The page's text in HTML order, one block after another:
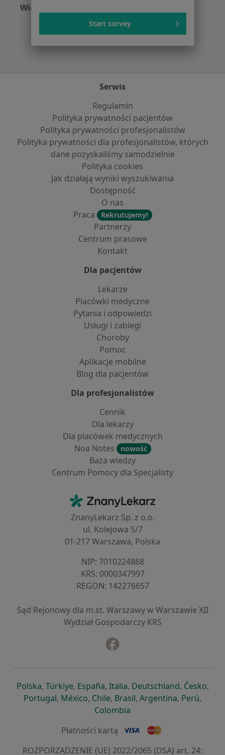
Więcej (6)
Więcej w kategorii: Najpopularniejsze
Serwis
Regulamin
Polityka prywatności pacjentów
Polityka prywatności profesjonalistów
Polityka prywatności dla profesjonalistów, których
dane pozyskaliśmy samodzielnie
Polityka cookies
Jak działają wyniki wyszukiwania
Dostępność
O nas
Praca
Rekrutujemy!
Partnerzy
Centrum prasowe
Kontakt
Dla pacjentów
Lekarze
Placówki medyczne
Pytania i odpowiedzi
Usługi i zabiegi
Choroby
Pomoc
Aplikacje mobilne
Blog dla pacjentów
Dla profesjonalistów
Cennik
Dla lekarzy
Dla placówek medycznych
Noa Notes
nowość
Baza wiedzy
Centrum Pomocy dla Specjalisty
ZnanyLekarz - Strona główna
ZnanyLekarz Sp. z o.o.
ul. Kolejowa 5/7
01-217 Warszawa, Polska
NIP: ⁠7010224868
KRS: ⁠0000347997
REGON: ⁠142276657
Sąd Rejonowy dla m.st. Warszawy w Warszawie XII
Wydział Gospodarczy KRS
Polskaotwiera się w nowej karcie
, Türkiyeotwiera się w nowej karcie
, Españaotwiera się w nowej karcie
, Italiaotwiera się w nowej
, Deutschlandotwiera się
, Česko,
Portugalotwiera się w nowej karcie
, Méxicootwiera się w nowej karcie
, Chileotwiera się w nowej karcie
, Brasilotwiera się w nowej
, Argentinaotwiera się
, Perú,
Colombia
Płatności kartą
ROZPORZĄDZENIE (UE) 2022/2065 (DSA) art. 24:
Start survey